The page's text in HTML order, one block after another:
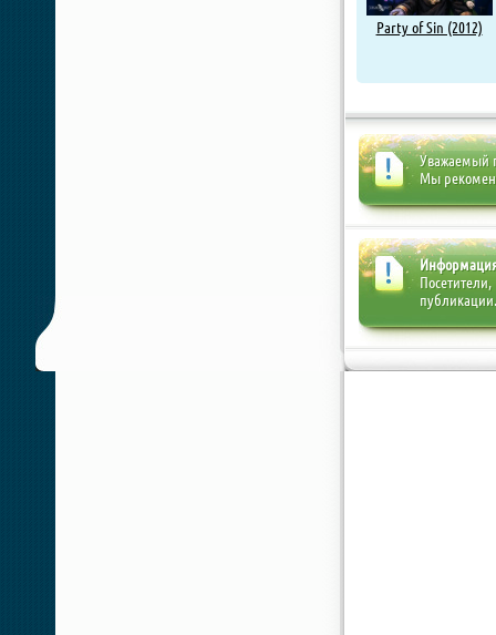
Party of Sin (2012)
Уважаемый
Мы
публикации.